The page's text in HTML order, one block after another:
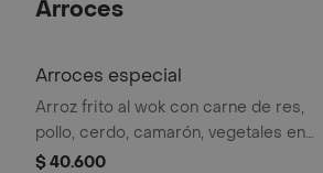
Arroces
Arroces especial
Arroz frito al wok con carne de res,
pollo, cerdo, camarón, vegetales en
salsa de la casa y tamaño a elegir..
$ 40.600